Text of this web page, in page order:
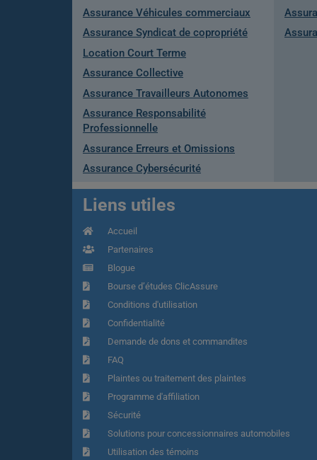
Assurance Véhicules commerciaux
Assurance Syndicat de copropriété
Location Court Terme
Assurance Collective
Assurance Travailleurs Autonomes
Assurance Responsabilité
Professionnelle
Assurance Erreurs et Omissions
Assurance Cybersécurité
Liens utiles
Accueil
Partenaires
Blogue
Bourse d’études ClicAssure
Conditions d'utilisation
Confidentialité
Demande de dons et commandites
FAQ
Plaintes ou traitement des plaintes
Programme d'affiliation
Sécurité
Solutions pour concessionnaires automobiles
Utilisation des témoins